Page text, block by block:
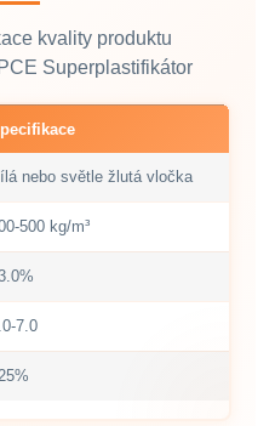
kvality produktu
Superplastifikátor
nebo světle žlutá vločka
500 kg/m³
7.0